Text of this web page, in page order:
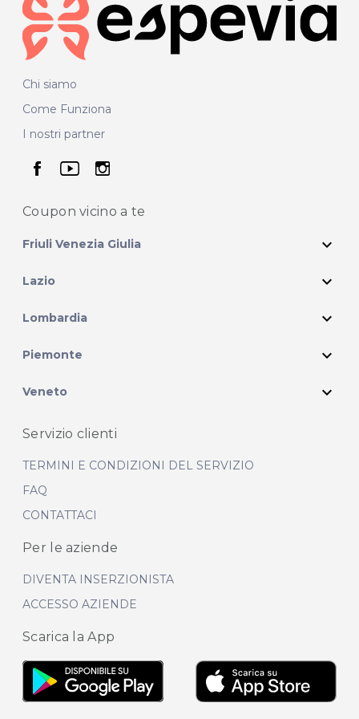
Chi siamo
Come Funziona
I nostri partner
seguici su facebook
seguici su youtube
seguici su instagram
Coupon vicino a te
Friuli Venezia Giulia expand_more
Lazio expand_more
Lombardia expand_more
Piemonte expand_more
Veneto expand_more
Servizio clienti
TERMINI E CONDIZIONI DEL SERVIZIO
FAQ
CONTATTACI
Per le aziende
DIVENTA INSERZIONISTA
ACCESSO AZIENDE
Scarica la App